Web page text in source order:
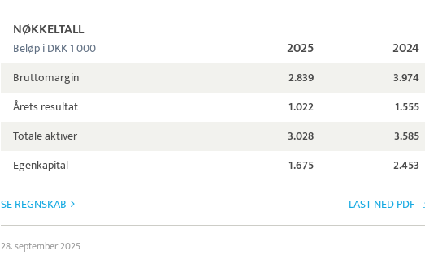
NØKKELTALL
Beløp i DKK 1 000 2025 2024
Bruttomargin 2.839
3.974
Årets resultat
1.022
1.555
Totale aktiver
3.028
3.585
Egenkapital
1.675 2.453
SE REGNSKAB LAST NED PDF
28. september 2025